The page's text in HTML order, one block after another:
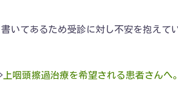
いてあるため受診に対し不安を抱え
上咽頭擦過治療を希望される患者さんへ